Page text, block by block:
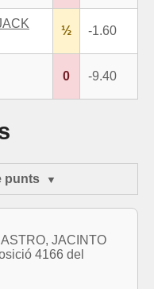
½ -1.60
0 -9.40
punts
JACINTO
4166 del